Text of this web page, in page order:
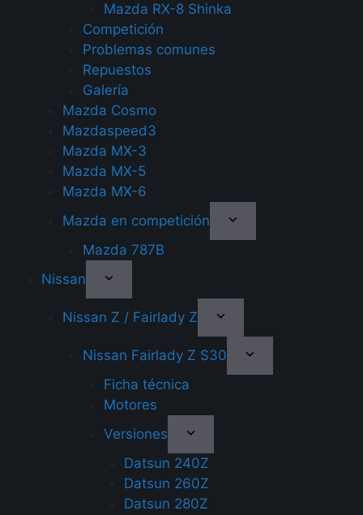
Mazda RX-8 Shinka
Competición
Problemas comunes
Repuestos
Galería
Mazda Cosmo
Mazdaspeed3
Mazda MX-3
Mazda MX-5
Mazda MX-6
Mazda en competición
Mazda 787B
Nissan
Nissan Z / Fairlady Z
Nissan Fairlady Z S30
Ficha técnica
Motores
Versiones
Datsun 240Z
Datsun 260Z
Datsun 280Z